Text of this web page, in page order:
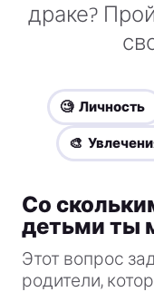
драке?
🧐 Личность
🎨
Со
детьми ты
Этот вопрос
родители,